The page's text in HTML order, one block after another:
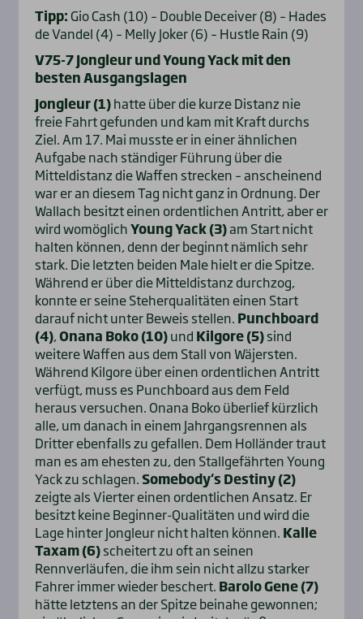
Tipp: Gio Cash (10) – Double Deceiver (8) – Hades
de Vandel (4) – Melly Joker (6) – Hustle Rain (9)
V75-7 Jongleur und Young Yack mit den
besten Ausgangslagen
Jongleur (1)hatte über die kurze Distanz nie
freie Fahrt gefunden und kam mit Kraft durchs
Ziel. Am 17. Mai musste er in einer ähnlichen
Aufgabe nach ständiger Führung über die
Mitteldistanz die Waffen strecken – anscheinend
war er an diesem Tag nicht ganz in Ordnung. Der
Wallach besitzt einen ordentlichen Antritt, aber er
wird womöglichYoung Yack (3)am Start nicht
halten können, denn der beginnt nämlich sehr
stark. Die letzten beiden Male hielt er die Spitze.
Während er über die Mitteldistanz durchzog,
konnte er seine Steherqualitäten einen Start
darauf nicht unter Beweis stellen. Punchboard
(4),Onana Boko (10)und Kilgore (5)sind
weitere Waffen aus dem Stall von Wäjersten.
Während Kilgore über einen ordentlichen Antritt
verfügt, muss es Punchboard aus dem Feld
heraus versuchen. Onana Boko überlief kürzlich
alle, um danach in einem Jahrgangsrennen als
Dritter ebenfalls zu gefallen. Dem Holländer traut
man es am ehesten zu, den Stallgefährten Young
Yack zu schlagen.Somebody‘s Destiny (2)
zeigte als Vierter einen ordentlichen Ansatz. Er
besitzt keine Beginner-Qualitäten und wird die
Lage hinter Jongleur nicht halten können. Kalle
Taxam (6)scheitert zu oft an seinen
Rennverläufen, die ihm sein nicht allzu starker
Fahrer immer wieder beschert. Barolo Gene (7)
hätte letztens an der Spitze beinahe gewonnen;